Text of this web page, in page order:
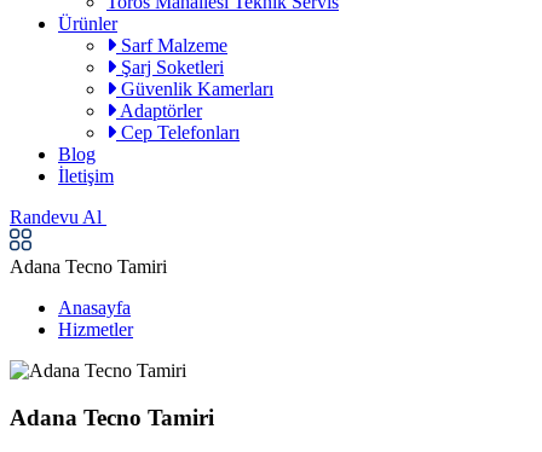
Ürünler
Sarf Malzeme
Şarj Soketleri
Güvenlik Kamerları
Adaptörler
Cep Telefonları
Blog
İletişim
Randevu Al
Adana Tecno Tamiri
Anasayfa
Hizmetler
Adana Tecno Tamiri